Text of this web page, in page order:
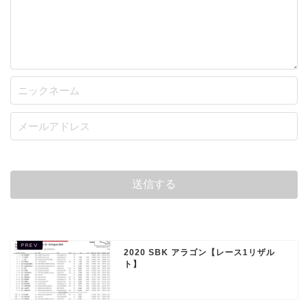
2020 SBK アラゴン【レース1リザル
ト】